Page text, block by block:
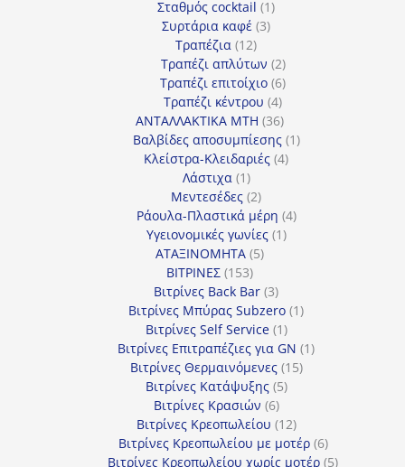
προϊόν
Σταθμός cocktail 11
Συρτάρια καφέ 33
Τραπέζια 1212
προϊόντα
Τραπέζι απλύτων 22
προϊόντα
Τραπέζι επιτοίχιο 66
προϊόντα
Τραπέζι κέντρου 44
προϊόντα
ΑΝΤΑΛΛΑΚΤΙΚΑ MTH 3636
προϊόντα
Βαλβίδες αποσυμπίεσης 11
Κλείστρα-Κλειδαριές 44
Λάστιχα 11
προϊόν
Μεντεσέδες 22
προϊόντα
Ράουλα-Πλαστικά μέρη 44
Υγειονομικές γωνίες 11
ΑΤΑΞΙΝΟΜΗΤΑ 55
ΒΙΤΡΙΝΕΣ 153153
προϊόντα
Βιτρίνες Back Bar 33
προϊόντα
Βιτρίνες Mπύρας Subzero 11
Βιτρίνες Self Service 11
προϊόν
Βιτρίνες Επιτραπέζιες για GN 11
Βιτρίνες Θερμαινόμενες 1515
Βιτρίνες Κατάψυξης 55
Βιτρίνες Κρασιών 66
προϊόντα
Βιτρίνες Κρεοπωλείου 1212
προϊόντα
Βιτρίνες Κρεοπωλείου με μοτέρ 66
προϊόντα
Βιτρίνες Κρεοπωλείου χωρίς μοτέρ 55